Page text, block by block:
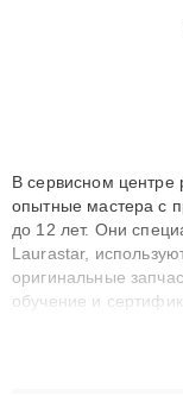
В сервисном
опытные мастера с
до 12 лет. Они
Laurastar,
оригинальные
обучение и
сохранением